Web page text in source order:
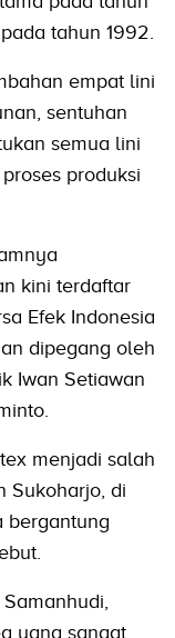
tahun 1992.
empat lini
sentuhan
semua lini
produksi
kini terdaftar
Efek Indonesia
dipegang oleh
Iwan Setiawan
menjadi salah
Sukoharjo, di
bergantung
yang sangat